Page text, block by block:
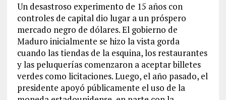
Un desastroso experimento de 15 años con
controles de capital dio lugar a un próspero
mercado negro de dólares. El gobierno de
Maduro inicialmente se hizo la vista gorda
cuando las tiendas de la esquina, los restaurantes
y las peluquerías comenzaron a aceptar billetes
verdes como licitaciones. Luego, el año pasado, el
presidente apoyó públicamente el uso de la